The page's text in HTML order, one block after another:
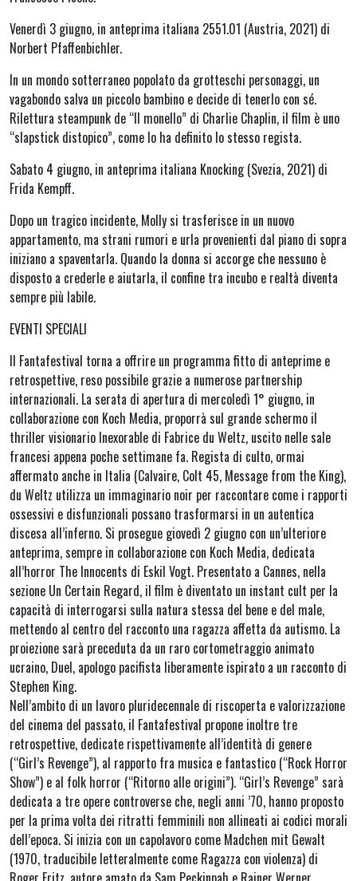
Venerdì 3 giugno, in anteprima italiana 2551.01 (Austria, 2021) di
Norbert Pfaffenbichler.
In un mondo sotterraneo popolato da grotteschi personaggi, un
vagabondo salva un piccolo bambino e decide di tenerlo con sé.
Rilettura steampunk de “Il monello” di Charlie Chaplin, il film è uno
“slapstick distopico”, come lo ha definito lo stesso regista.
Sabato 4 giugno, in anteprima italiana Knocking (Svezia, 2021) di
Frida Kempff.
Dopo un tragico incidente, Molly si trasferisce in un nuovo
appartamento, ma strani rumori e urla provenienti dal piano di sopra
iniziano a spaventarla. Quando la donna si accorge che nessuno è
disposto a crederle e aiutarla, il confine tra incubo e realtà diventa
sempre più labile.
EVENTI SPECIALI
Il Fantafestival torna a offrire un programma fitto di anteprime e
retrospettive, reso possibile grazie a numerose partnership
internazionali. La serata di apertura di mercoledì 1° giugno, in
collaborazione con Koch Media, proporrà sul grande schermo il
thriller visionario Inexorable di Fabrice du Weltz, uscito nelle sale
francesi appena poche settimane fa. Regista di culto, ormai
affermato anche in Italia (Calvaire, Colt 45, Message from the King),
du Weltz utilizza un immaginario noir per raccontare come i rapporti
ossessivi e disfunzionali possano trasformarsi in un autentica
discesa all’inferno. Si prosegue giovedì 2 giugno con un’ulteriore
anteprima, sempre in collaborazione con Koch Media, dedicata
all’horror The Innocents di Eskil Vogt. Presentato a Cannes, nella
sezione Un Certain Regard, il film è diventato un instant cult per la
capacità di interrogarsi sulla natura stessa del bene e del male,
mettendo al centro del racconto una ragazza affetta da autismo. La
proiezione sarà preceduta da un raro cortometraggio animato
ucraino, Duel, apologo pacifista liberamente ispirato a un racconto di
Stephen King.
Nell’ambito di un lavoro pluridecennale di riscoperta e valorizzazione
del cinema del passato, il Fantafestival propone inoltre tre
retrospettive, dedicate rispettivamente all’identità di genere
(“Girl’s Revenge”), al rapporto fra musica e fantastico (“Rock Horror
Show”) e al folk horror (“Ritorno alle origini”). “Girl’s Revenge” sarà
dedicata a tre opere controverse che, negli anni ’70, hanno proposto
per la prima volta dei ritratti femminili non allineati ai codici morali
dell’epoca. Si inizia con un capolavoro come Madchen mit Gewalt
(1970, traducibile letteralmente come Ragazza con violenza) di